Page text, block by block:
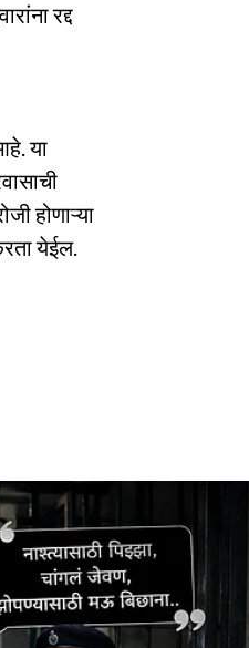
रद्द
या
होणाऱ्या
येईल.